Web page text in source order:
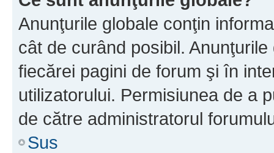
Anunţurile globale conţin
cât de curând posibil.
fiecărei pagini de forum şi în
utilizatorului. Permisiunea de a
de către administratorul
Sus